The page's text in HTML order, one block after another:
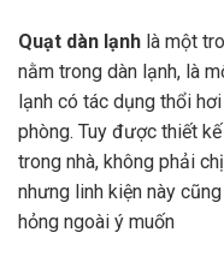
Quạt dàn lạnh là một
nằm trong dàn lạnh, là
lạnh có tác dụng thổi
phòng. Tuy được thiết
trong nhà, không phải
nhưng linh kiện này
hỏng ngoài ý muốn